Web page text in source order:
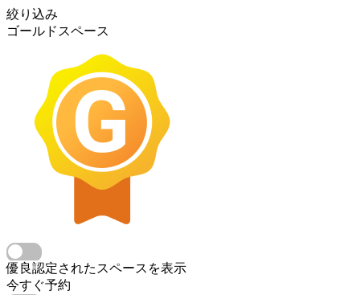
絞り込み
ゴールドスペース
優良認定されたスペースを表示
今すぐ予約